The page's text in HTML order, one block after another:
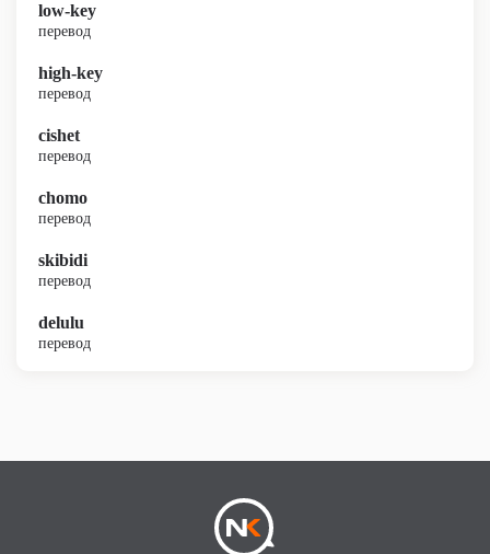
low-key
перевод
high-key
перевод
cishet
перевод
chomo
перевод
skibidi
перевод
delulu
перевод